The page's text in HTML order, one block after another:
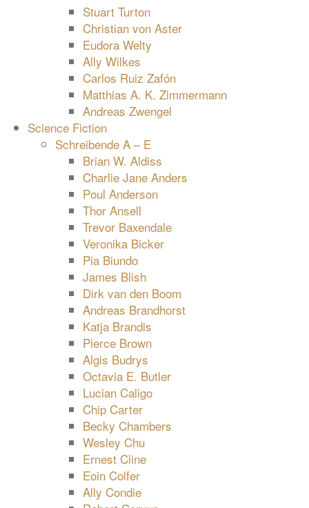
Stuart Turton
Christian von Aster
Eudora Welty
Ally Wilkes
Carlos Ruiz Zafón
Matthias A. K. Zimmermann
Andreas Zwengel
Science Fiction
Schreibende A – E
Brian W. Aldiss
Charlie Jane Anders
Poul Anderson
Thor Ansell
Trevor Baxendale
Veronika Bicker
Pia Biundo
James Blish
Dirk van den Boom
Andreas Brandhorst
Katja Brandis
Pierce Brown
Algis Budrys
Octavia E. Butler
Lucian Caligo
Chip Carter
Becky Chambers
Wesley Chu
Ernest Cline
Eoin Colfer
Ally Condie